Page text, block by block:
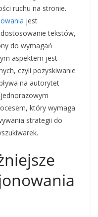
ruchu na stronie.
jest
tekstów,
do wymagań
aspektem jest
czyli pozyskiwanie
na autorytet
który wymaga
strategii do